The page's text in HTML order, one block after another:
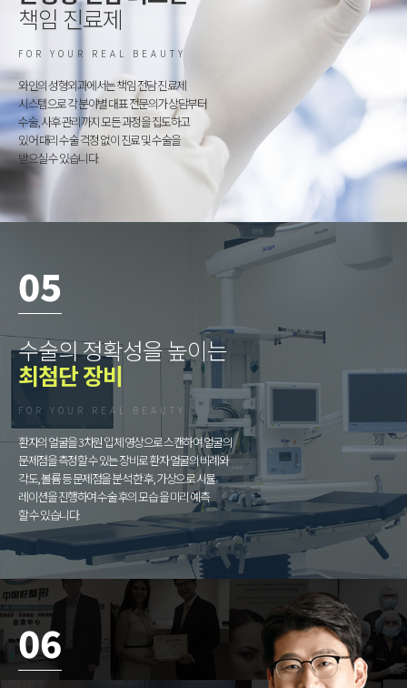
책임 진료제
FOR YOUR REAL BEAUTY
와인의 성형외과에서는 책임 전담 진료제
시스템으로 각 분야별 대표 전문의가 상담부터
수술, 사후 관리까지 모든 과정을 집도하고
있어 대리 수술 걱정 없이 진료 및 수술을
받으실 수 있습니다.
05
수술의 정확성을 높이는
최첨단 장비
FOR YOUR REAL BEAUTY
환자의 얼굴을 3차원 입체 영상으로 스캔하여 얼굴의
문제점을 측정할 수 있는 장비로 환자 얼굴의 비례와
각도, 볼륨 등 문제점을 분석 한 후, 가상으로 시뮬
레이션을 진행하여 수술 후의 모습 을 미리 예측
할 수 있습니다.
06